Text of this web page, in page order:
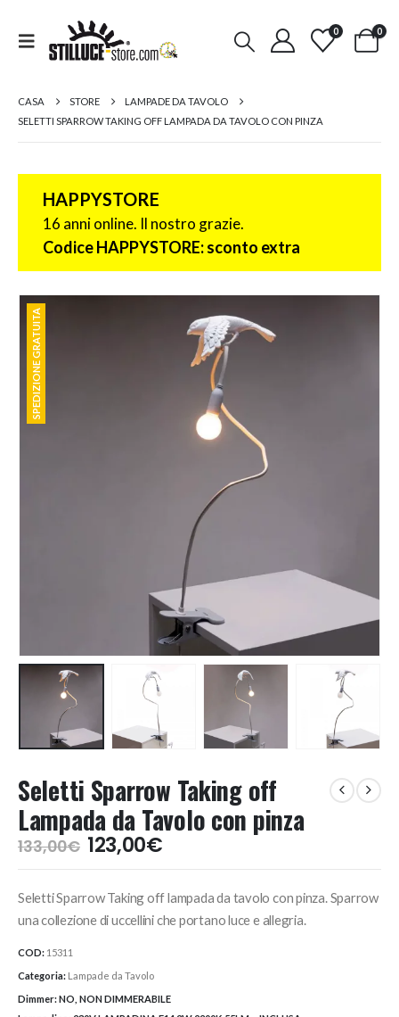
0 0
CASA STORE
LAMPADE DA TAVOLO
SELETTI SPARROW TAKING OFF LAMPADA DA TAVOLO CON PINZA
HAPPYSTORE
16 anni online. Il nostro grazie.
Codice HAPPYSTORE: sconto extra
SPEDIZIONE GRATUITA
SPEDIZIONE GRATUITA
Seletti Sparrow Taking off
Lampada da Tavolo con pinza
133,00€ Il
prezzo
era:
133,00€.
123,00€Il
prezzo
è:
123,00€.
Seletti Sparrow Taking off lampada da tavolo con pinza. Sparrow
una collezione di uccellini che portano luce e allegria.
COD: 15311
Categoria: Lampade da Tavolo
Dimmer:NO, NON DIMMERABILE